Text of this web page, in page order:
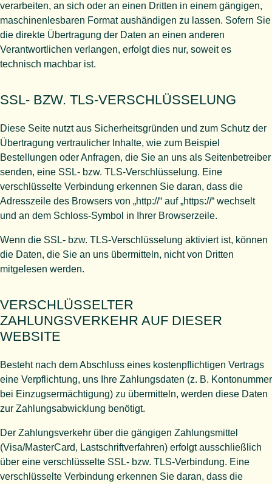
verarbeiten, an sich oder an einen Dritten in einem gängigen,
maschinenlesbaren Format aushändigen zu lassen. Sofern Sie
die direkte Übertragung der Daten an einen anderen
Verantwortlichen verlangen, erfolgt dies nur, soweit es
technisch machbar ist.
SSL- BZW. TLS-VERSCHLÜSSELUNG
Diese Seite nutzt aus Sicherheitsgründen und zum Schutz der
Übertragung vertraulicher Inhalte, wie zum Beispiel
Bestellungen oder Anfragen, die Sie an uns als Seitenbetreiber
senden, eine SSL- bzw. TLS-Verschlüsselung. Eine
verschlüsselte Verbindung erkennen Sie daran, dass die
Adresszeile des Browsers von „http://“ auf „https://“ wechselt
und an dem Schloss-Symbol in Ihrer Browserzeile.
Wenn die SSL- bzw. TLS-Verschlüsselung aktiviert ist, können
die Daten, die Sie an uns übermitteln, nicht von Dritten
mitgelesen werden.
VERSCHLÜSSELTER
ZAHLUNGSVERKEHR AUF DIESER
WEBSITE
Besteht nach dem Abschluss eines kostenpflichtigen Vertrags
eine Verpflichtung, uns Ihre Zahlungsdaten (z. B. Kontonummer
bei Einzugsermächtigung) zu übermitteln, werden diese Daten
zur Zahlungsabwicklung benötigt.
Der Zahlungsverkehr über die gängigen Zahlungsmittel
(Visa/MasterCard, Lastschriftverfahren) erfolgt ausschließlich
über eine verschlüsselte SSL- bzw. TLS-Verbindung. Eine
verschlüsselte Verbindung erkennen Sie daran, dass die